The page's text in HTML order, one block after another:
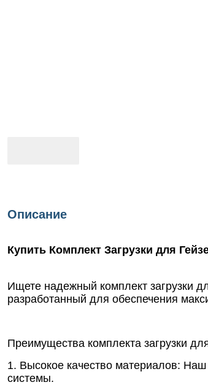
Описание
Купить Комплект Загрузки для
Ищете надежный комплект загрузки
разработанный для обеспечения
Преимущества комплекта загрузки
1. Высокое качество материалов: Наш
системы.